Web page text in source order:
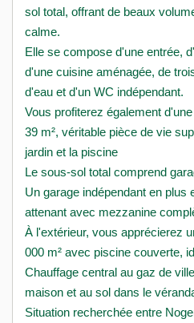
sol total, offrant de beaux
calme.
Elle se compose d'une entrée,
d'une cuisine aménagée, de
d'eau et d'un WC indépendant.
Vous profiterez également
39 m², véritable pièce de vie
jardin et la piscine
Le sous-sol total comprend
Un garage indépendant en plus
attenant avec mezzanine
À l'extérieur, vous apprécierez
000 m² avec piscine couverte,
Chauffage central au gaz de
maison et au sol dans le
Situation recherchée entre